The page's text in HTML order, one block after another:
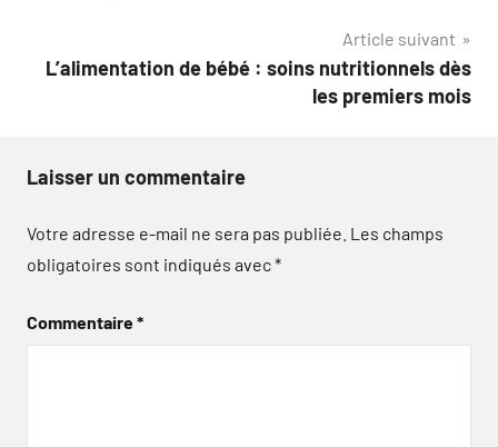
Article suivant
L’alimentation de bébé : soins nutritionnels dès
les premiers mois
Laisser un commentaire
Votre adresse e-mail ne sera pas publiée. Les champs
obligatoires sont indiqués avec*
Commentaire*